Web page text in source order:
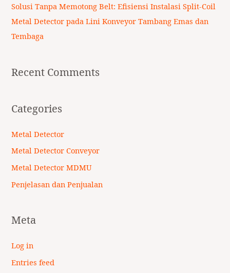
Solusi Tanpa Memotong Belt: Efisiensi Instalasi Split-Coil
Metal Detector pada Lini Konveyor Tambang Emas dan
Tembaga
Recent Comments
Categories
Metal Detector
Metal Detector Conveyor
Metal Detector MDMU
Penjelasan dan Penjualan
Meta
Log in
Entries feed